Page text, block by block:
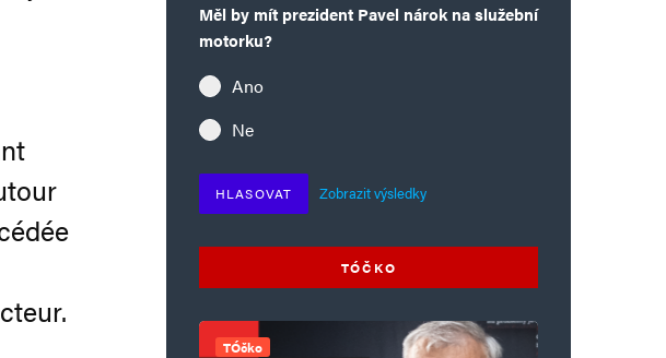
Měl by mít prezident Pavel nárok na služební
motorku?
Ano
Ne
HLASOVAT Zobrazit výsledky
TÓČKO
TÓčko